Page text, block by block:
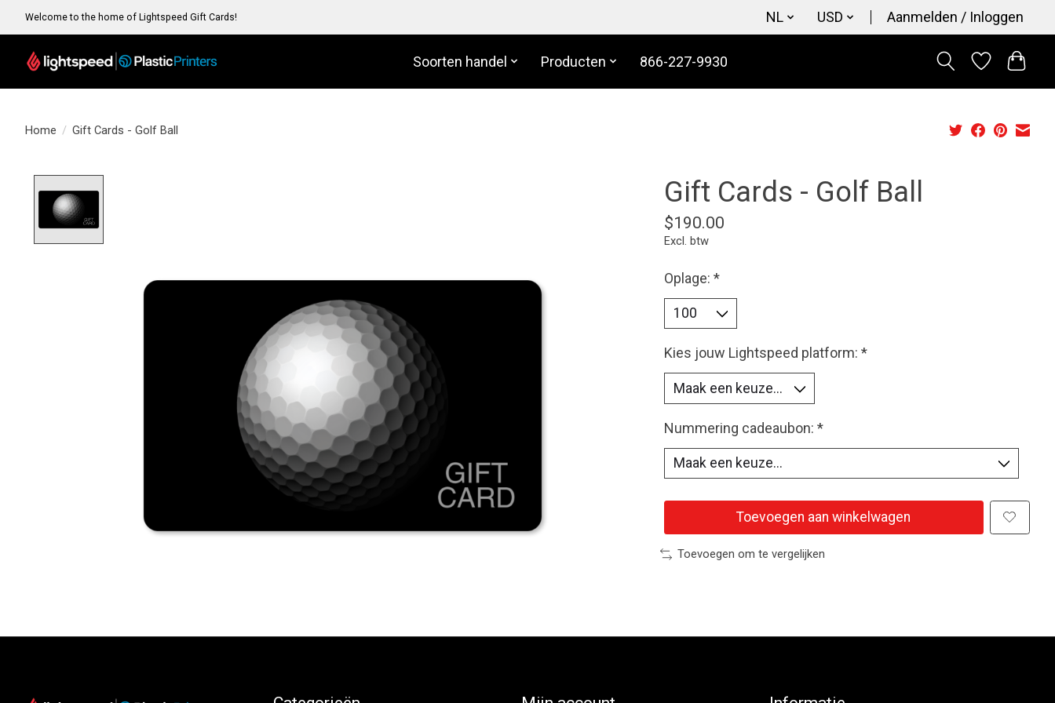
Welcome to the home of Lightspeed Gift Cards! NL USD Aanmelden / Inloggen
Soorten handel Producten 866-227-9930
Home / Gift Cards - Golf Ball
Gift Cards - Golf Ball
$190.00
Excl. btw
Oplage: *
Kies jouw Lightspeed platform: *
Nummering cadeaubon: *
Toevoegen aan winkelwagen
Toevoegen om te vergelijken